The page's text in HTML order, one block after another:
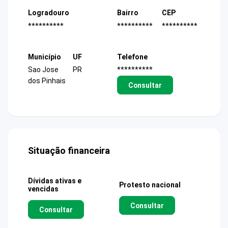
Logradouro
**********
Bairro
**********
CEP
**********
Município
Sao Jose
dos Pinhais
UF
PR
Telefone
**********
Consultar
Situação financeira
Dívidas ativas e
vencidas
Consultar
Protesto nacional
Consultar